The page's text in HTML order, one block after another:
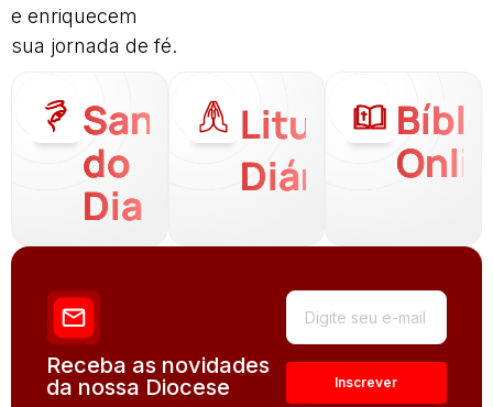
e enriquecem
sua jornada de fé.
Santo
do
Dia
Liturgia
Diária
Receba as novidades
da nossa Diocese